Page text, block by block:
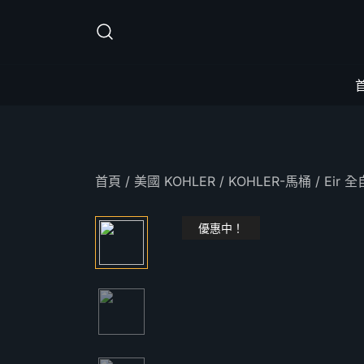
首頁 / 美國 KOHLER / KOHLER-馬桶 / Eir 全
優惠中！